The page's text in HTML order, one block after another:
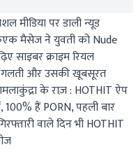
मीडिया पर डाली न्यूड
मैसेज ने युवती को Nude
साइबर क्राइम रियल
गलती और उसकी खूबसूरत
के राज़ : HOTHIT ऐप
हैं PORN, पहली बार
वाले दिन भी HOTHIT